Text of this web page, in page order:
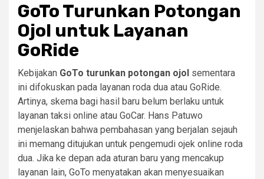
GoTo Turunkan Potongan
Ojol untuk Layanan
GoRide
Kebijakan GoTo turunkan potongan ojol sementara
ini difokuskan pada layanan roda dua atau GoRide.
Artinya, skema bagi hasil baru belum berlaku untuk
layanan taksi online atau GoCar. Hans Patuwo
menjelaskan bahwa pembahasan yang berjalan sejauh
ini memang ditujukan untuk pengemudi ojek online roda
dua. Jika ke depan ada aturan baru yang mencakup
layanan lain, GoTo menyatakan akan menyesuaikan